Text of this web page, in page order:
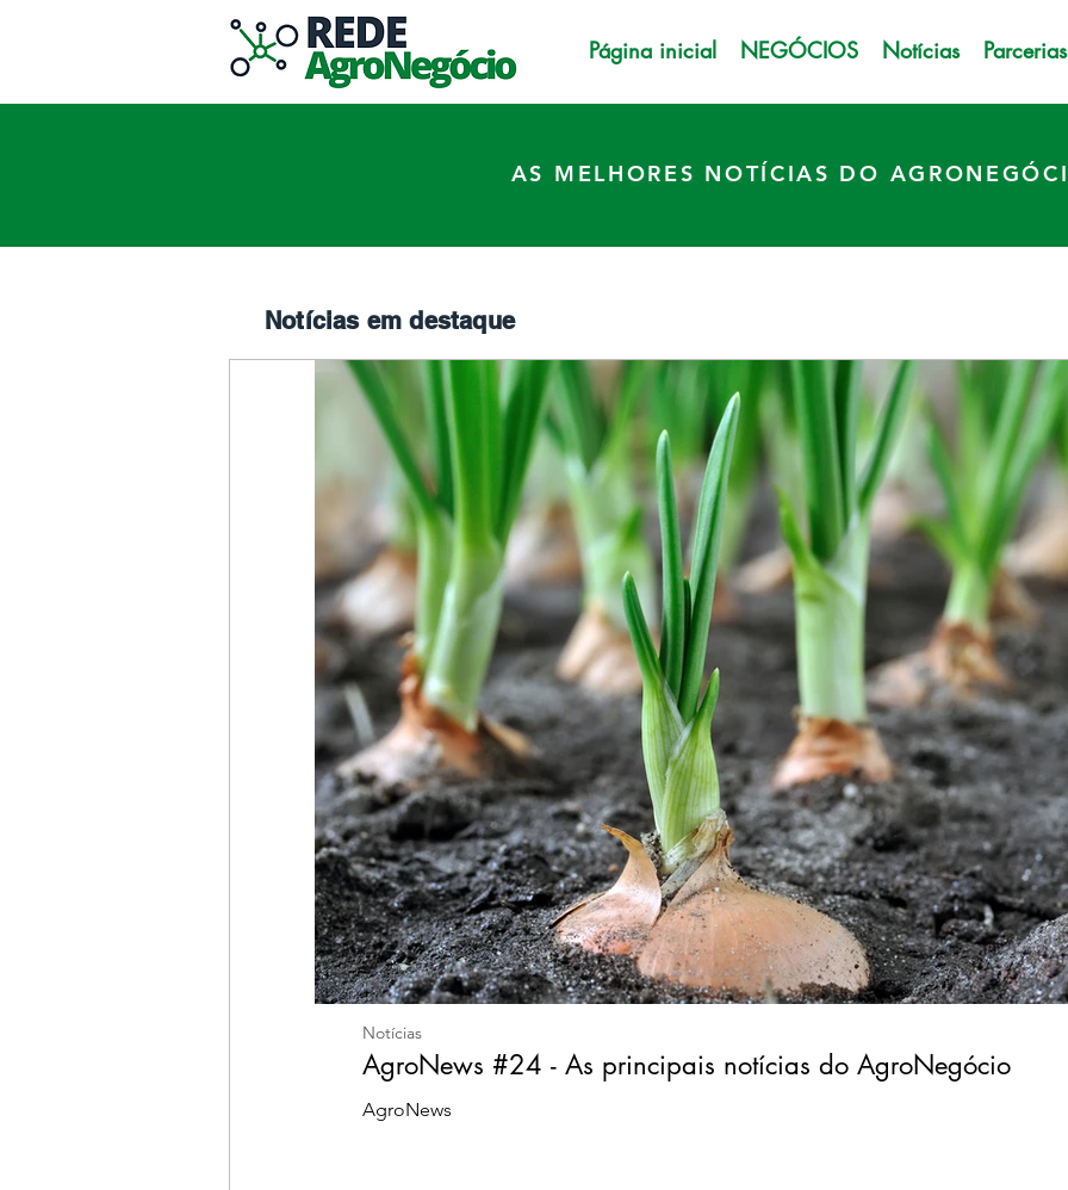
Página inicial NEGÓCIOS Notícias Parcerias
AS MELHORES NOTÍCIAS DO
Notícias em destaque
AgroNews #24 - As principais notícias do AgroNegócio
AgroNews
Notícias